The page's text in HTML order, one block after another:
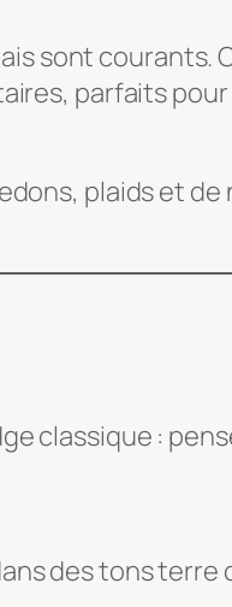
sont
parfaits
plaids et
classique :
des tons